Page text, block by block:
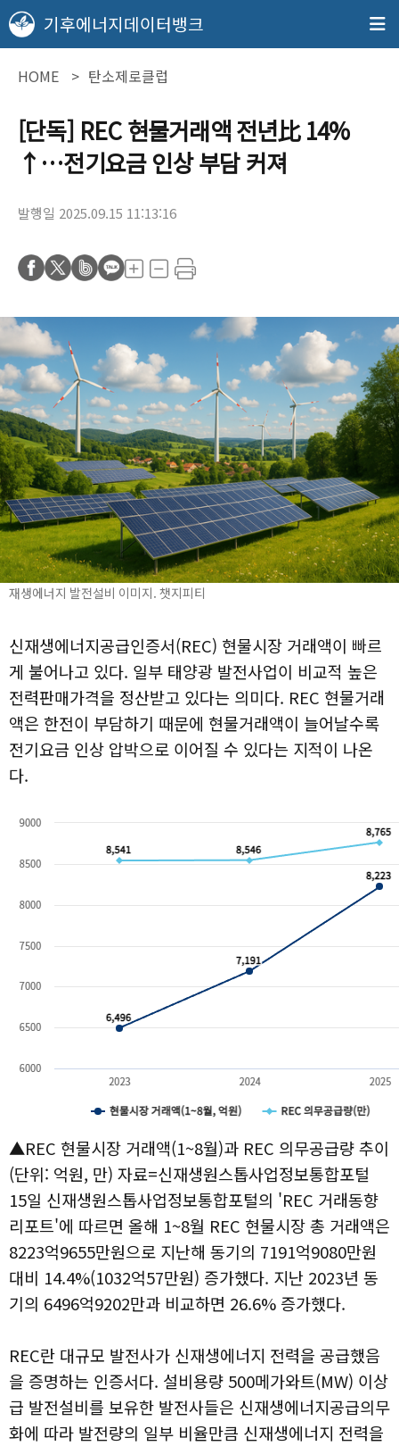
기후에너지데이터뱅크
HOME 탄소제로클럽
[단독] REC 현물거래액 전년比 14%
↑…전기요금 인상 부담 커져
발행일 2025.09.15 11:13:16
재생에너지 발전설비 이미지. 챗지피티
신재생에너지공급인증서(REC) 현물시장 거래액이 빠르
게 불어나고 있다. 일부 태양광 발전사업이 비교적 높은
전력판매가격을 정산받고 있다는 의미다. REC 현물거래
액은 한전이 부담하기 때문에 현물거래액이 늘어날수록
전기요금 인상 압박으로 이어질 수 있다는 지적이 나온
다.
▲REC 현물시장 거래액(1~8월)과 REC 의무공급량 추이
(단위: 억원, 만) 자료=신재생원스톱사업정보통합포털
15일 신재생원스톱사업정보통합포털의 'REC 거래동향
리포트'에 따르면 올해 1~8월 REC 현물시장 총 거래액은
8223억9655만원으로 지난해 동기의 7191억9080만원
대비 14.4%(1032억57만원) 증가했다. 지난 2023년 동
기의 6496억9202만과 비교하면 26.6% 증가했다.
REC란 대규모 발전사가 신재생에너지 전력을 공급했음
을 증명하는 인증서다. 설비용량 500메가와트(MW) 이상
급 발전설비를 보유한 발전사들은 신재생에너지공급의무
화에 따라 발전량의 일부 비율만큼 신재생에너지 전력을